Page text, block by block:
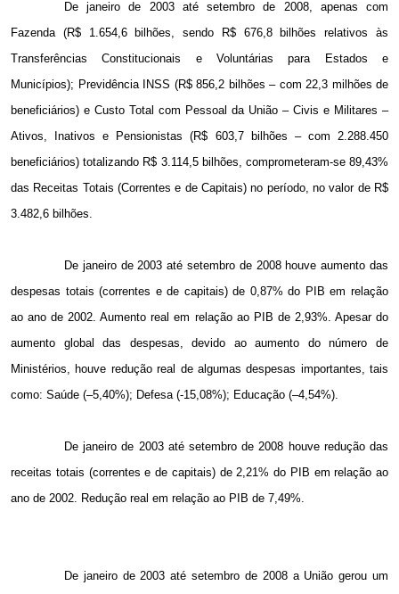
De janeiro de 2003 até setembro de 2008, apenas com
Fazenda (R$ 1.654,6 bilhões, sendo R$ 676,8 bilhões relativos às
Transferências Constitucionais e Voluntárias para Estados e
Municípios); Previdência INSS (R$ 856,2 bilhões – com 22,3 milhões de
beneficiários) e Custo Total com Pessoal da União – Civis e Militares –
Ativos, Inativos e Pensionistas (R$ 603,7 bilhões – com 2.288.450
beneficiários) totalizando R$ 3.114,5 bilhões, comprometeram-se 89,43%
das Receitas Totais (Correntes e de Capitais) no período, no valor de R$
3.482,6 bilhões.
De janeiro de 2003 até setembro de 2008 houve aumento das
despesas totais (correntes e de capitais) de 0,87% do PIB em relação
ao ano de 2002. Aumento real em relação ao PIB de 2,93%. Apesar do
aumento global das despesas, devido ao aumento do número de
Ministérios, houve redução real de algumas despesas importantes, tais
como: Saúde (–5,40%); Defesa (-15,08%); Educação (–4,54%).
De janeiro de 2003 até setembro de 2008 houve redução das
receitas totais (correntes e de capitais) de 2,21% do PIB em relação ao
ano de 2002. Redução real em relação ao PIB de 7,49%.
De janeiro de 2003 até setembro de 2008 aUnião gerou um